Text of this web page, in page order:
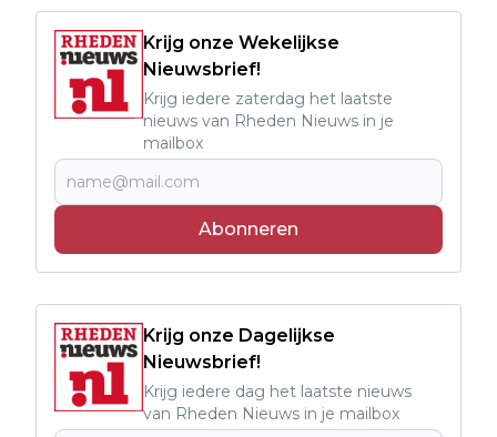
Krijg onze Wekelijkse
Nieuwsbrief!
Krijg iedere zaterdag het laatste
nieuws van Rheden Nieuws in je
mailbox
Abonneren
Krijg onze Dagelijkse
Nieuwsbrief!
Krijg iedere dag het laatste nieuws
van Rheden Nieuws in je mailbox